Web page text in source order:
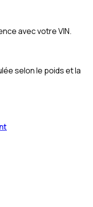
avec votre VIN.
selon le poids et la